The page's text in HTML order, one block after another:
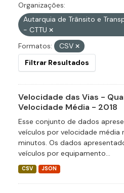
Organizações:
Autarquia de Trânsito e
- CTTU
Formatos:
CSV
Filtrar Resultados
Velocidade das Vias -
Velocidade Média - 2018
Esse conjunto de dados
veículos por velocidade média
minutos. Os dados
veículos por equipamento...
CSV JSON